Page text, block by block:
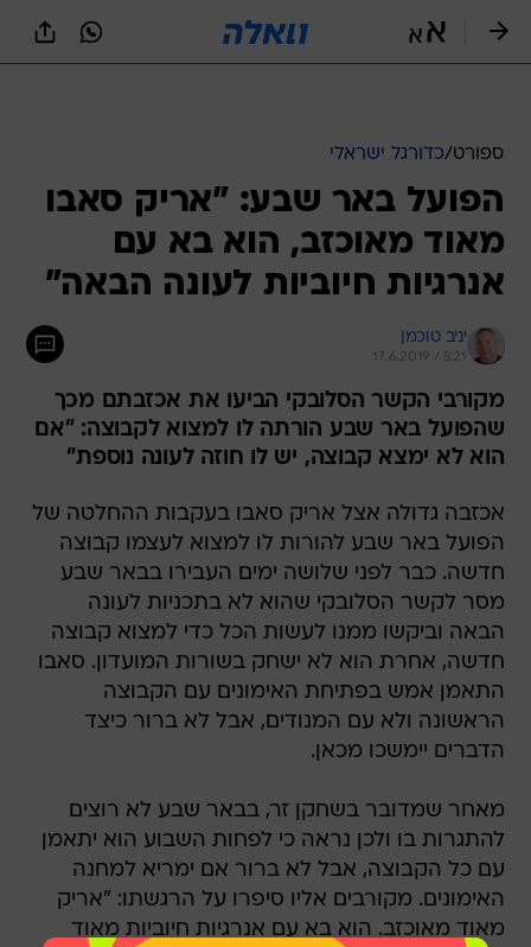
ספורט/כדורגל ישראלי
הפועל באר שבע: "אריק סאבו
מאוד מאוכזב, הוא בא עם
אנרגיות חיוביות לעונה הבאה"
יניב טוכמן
17.6.2019 / 5:21
מקורבי הקשר הסלובקי הביעו את אכזבתם מכך
שהפועל באר שבע הורתה לו למצוא לקבוצה: "אם
הוא לא ימצא קבוצה, יש לו חוזה לעונה נוספת"
אכזבה גדולה אצל אריק סאבו בעקבות ההחלטה של
הפועל באר שבע להורות לו למצוא לעצמו קבוצה
חדשה. כבר לפני שלושה ימים העבירו בבאר שבע
מסר לקשר הסלובקי שהוא לא בתכניות לעונה
הבאה וביקשו ממנו לעשות הכל כדי למצוא קבוצה
חדשה, אחרת הוא לא ישחק בשורות המועדון. סאבו
התאמן אמש בפתיחת האימונים עם הקבוצה
הראשונה ולא עם המנודים, אבל לא ברור כיצד
הדברים יימשכו מכאן.
מאחר שמדובר בשחקן זר, בבאר שבע לא רוצים
להתגרות בו ולכן נראה כי לפחות השבוע הוא יתאמן
עם כל הקבוצה, אבל לא ברור אם ימריא למחנה
האימונים. מקורבים אליו סיפרו על הרגשתו: "אריק
מאוד מאוכזב. הוא בא עם אנרגיות חיוביות מאוד